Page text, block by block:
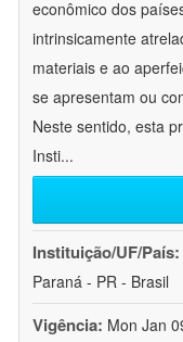
econômico dos
intrinsicamente
materiais e ao
se apresentam ou
Neste sentido, esta
Insti...
Instituição/UF/País:
Paraná - PR - Brasil
Vigência: Mon Jan